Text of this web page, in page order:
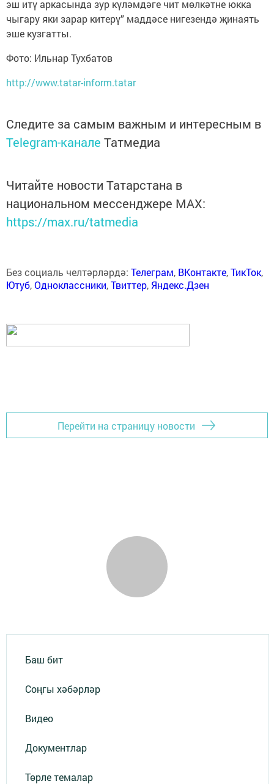
эш итү аркасында зур күләмдәге чит мөлкәтне юкка
чыгару яки зарар китерү” маддәсе нигезендә җинаять
эше кузгатты.
Фото: Ильнар Тухбатов
http://www.tatar-inform.tatar
Следите за самым важным и интересным в
Telegram-канале Татмедиа
Читайте новости Татарстана в
национальном мессенджере MАХ:
https://max.ru/tatmedia
Без социаль челтәрләрдә: Телеграм, ВКонтакте,ТикТок,
Ютуб,Одноклассники,Твиттер, Яндекс.Дзен
Перейти на страницу новости
Баш бит
Соңгы хәбәрләр
Видео
Документлар
Төрле темалар